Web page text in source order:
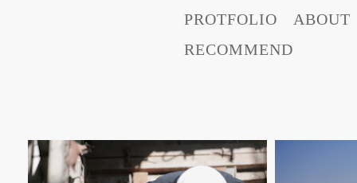
PROTFOLIO
ABOUT
RECOMMEND